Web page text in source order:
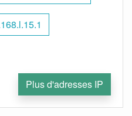
Plus d'adresses IP